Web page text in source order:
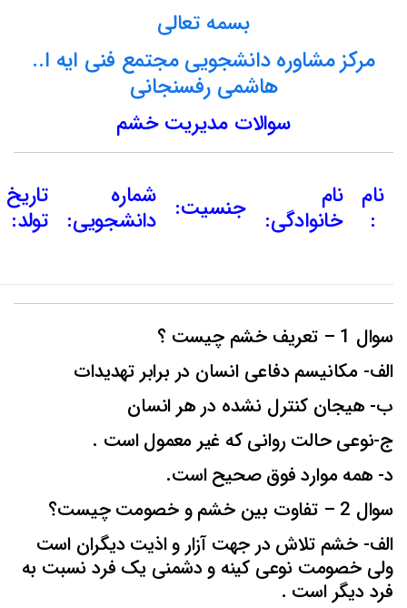
بسمه تعالی
مرکز مشاوره دانشجویی مجتمع فنی ایه ا..
هاشمی رفسنجانی
سوالات مدیریت خشم
نام
:
نام
خانوادگی:
جنسیت:
شماره
دانشجویی:
تاریخ
تولد:
سوال 1 – تعریف خشم چیست ؟
الف- مکانیسم دفاعی انسان در برابر تهدیدات
ب- هیجان کنترل نشده در هر انسان
ج-نوعی حالت روانی که غیر معمول است .
د- همه موارد فوق صحیح است.
سوال 2 – تفاوت بین خشم و خصومت چیست؟
الف- خشم تلاش در جهت آزار و اذیت دیگران است
ولی خصومت نوعی کینه و دشمنی یک فرد نسبت به
فرد دیگر است .